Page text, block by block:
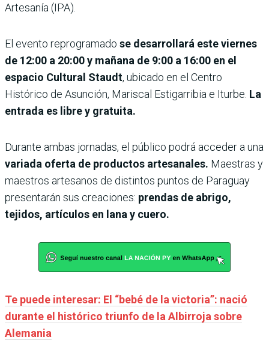
Artesanía (IPA).
El evento reprogramado se desarrollará este viernes
de 12:00 a 20:00 y mañana de 9:00 a 16:00 en el
espacio Cultural Staudt, ubicado en el Centro
Histórico de Asunción, Mariscal Estigarribia e Iturbe. La
entrada es libre y gratuita.
Durante ambas jornadas, el público podrá acceder a una
variada oferta de productos artesanales. Maestras y
maestros artesanos de distintos puntos de Paraguay
presentarán sus creaciones: prendas de abrigo,
tejidos, artículos en lana y cuero.
Te puede interesar: El “bebé de la victoria”: nació
durante el histórico triunfo de la Albirroja sobre
Alemania